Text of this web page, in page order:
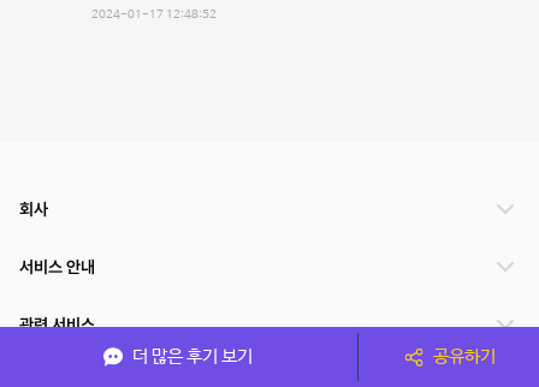
2024-01-17 12:48:52
더 많은 후기 보기 공유하기
회사
서비스 안내
관련 서비스